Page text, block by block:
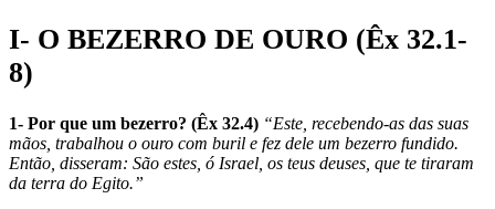
I- O BEZERRO DE OURO (Êx 32.1-
8)
1- Por que um bezerro? (Êx 32.4) “Este, recebendo-as das suas
mãos, trabalhou o ouro com buril e fez dele um bezerro fundido.
Então, disseram: São estes, ó Israel, os teus deuses, que te tiraram
da terra do Egito.”